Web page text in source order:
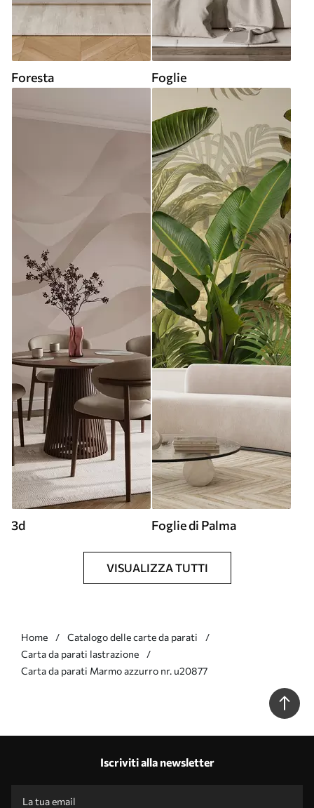
Foresta Foglie
3d Foglie di Palma
VISUALIZZA TUTTI
Home
Catalogo delle carte da parati
Carta da parati lastrazione
Carta da parati Marmo azzurro nr. u20877
Iscriviti alla newsletter